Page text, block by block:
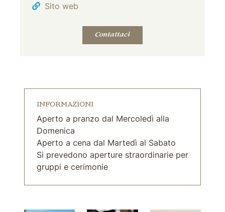
Sito web
Contattaci
INFORMAZIONI
Aperto a pranzo dal Mercoledì alla
Domenica
Aperto a cena dal Martedì al Sabato
Si prevedono aperture straordinarie per
gruppi e cerimonie